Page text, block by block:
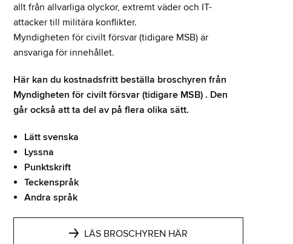
allt från allvarliga olyckor, extremt väder och IT-
attacker till militära konflikter.
Myndigheten för civilt försvar (tidigare MSB) är
ansvariga för innehållet.
Här kan du kostnadsfritt beställa broschyren från
Myndigheten för civilt försvar (tidigare MSB) . Den
går också att ta del av på flera olika sätt.
Lätt svenska
Lyssna
Punktskrift
Teckenspråk
Andra språk
LÄS BROSCHYREN HÄR